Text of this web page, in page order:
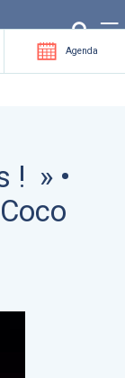
Agenda
! » •